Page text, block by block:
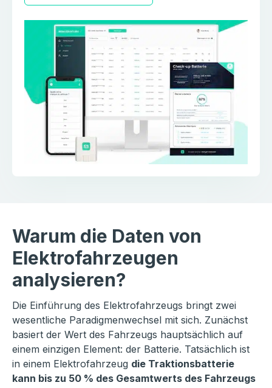
Warum die Daten von
Elektrofahrzeugen
analysieren?
Die Einführung des Elektrofahrzeugs bringt zwei
wesentliche Paradigmenwechsel mit sich. Zunächst
basiert der Wert des Fahrzeugs hauptsächlich auf
einem einzigen Element: der Batterie. Tatsächlich ist
in einem Elektrofahrzeug die Traktionsbatterie
kann bis zu 50 % des Gesamtwerts des Fahrzeugs